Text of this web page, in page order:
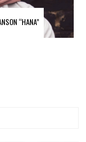
“HANA”